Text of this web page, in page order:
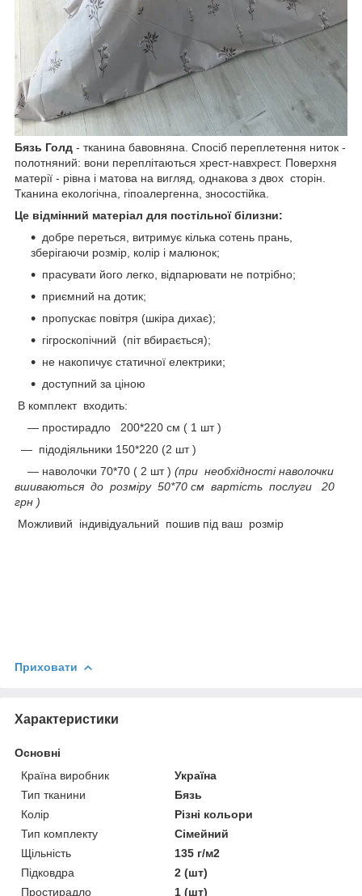
Бязь Голд - тканина бавовняна. Спосіб переплетення ниток -
полотняний: вони переплітаються хрест-навхрест. Поверхня
матерії - рівна і матова на вигляд, однакова з двох сторін.
Тканина екологічна, гіпоалергенна, зносостійка.
Це відмінний матеріал для постільної білизни:
добре переться, витримує кілька сотень прань,
зберігаючи розмір, колір і малюнок;
прасувати його легко, відпарювати не потрібно;
приємний на дотик;
пропускає повітря (шкіра дихає);
гігроскопічний (піт вбирається);
не накопичує статичної електрики;
доступний за ціною
В комплект входить:
― простирадло 200*220 см ( 1 шт )
― підодіяльники 150*220 (2 шт )
― наволочки 70*70 ( 2 шт ) (при необхідності наволочки
вшиваються до розміру 50*70 см вартість послуги 20
грн )
Можливий індивідуальний пошив під ваш розмір
Приховати
Характеристики
Основні
Країна виробник
Україна
Тип тканини
Бязь
Колір
Різні кольори
Тип комплекту
Сімейний
Щільність
135 г/м2
Підковдра
2 (шт)
Простирадло
1 (шт)